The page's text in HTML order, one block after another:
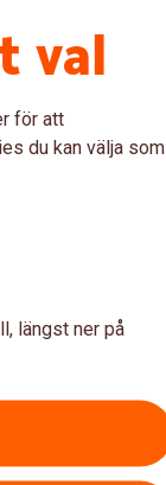
val
för att
du kan välja som
längst ner på